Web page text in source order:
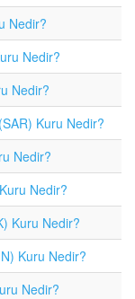
Nedir?
Nedir?
Nedir?
Kuru Nedir?
Nedir?
Nedir?
Kuru Nedir?
Kuru Nedir?
Nedir?